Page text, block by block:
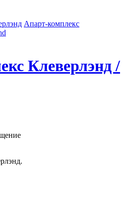
Апарт-комплекс
Клеверлэнд /